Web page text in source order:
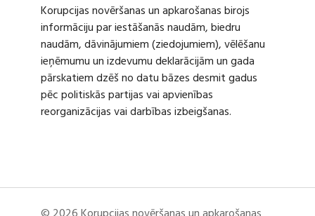
Korupcijas novēršanas un apkarošanas birojs
informāciju par iestāšanās naudām, biedru
naudām, dāvinājumiem (ziedojumiem), vēlēšanu
ieņēmumu un izdevumu deklarācijām un gada
pārskatiem dzēš no datu bāzes desmit gadus
pēc politiskās partijas vai apvienības
reorganizācijas vai darbības izbeigšanas.